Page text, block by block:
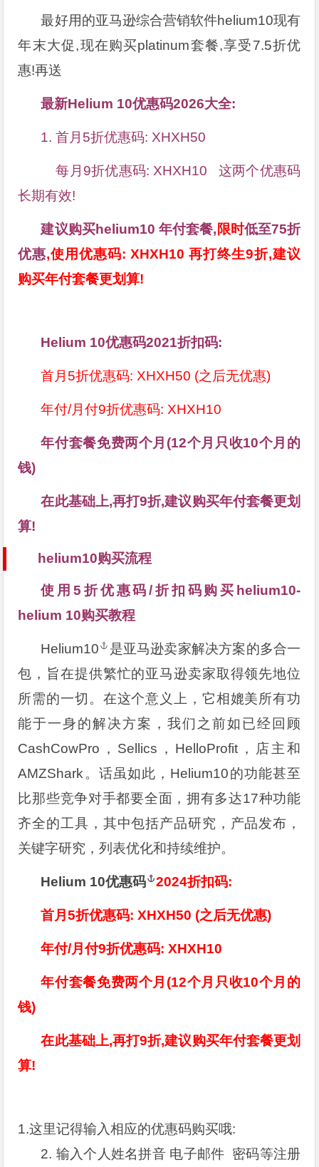
最好用的亚马逊综合营销软件helium10现有
年末大促,现在购买platinum套餐,享受7.5折优
惠!再送
最新Helium 10优惠码2026大全:
1. 首月5折优惠码: XHXH50
每月9折优惠码: XHXH10 这两个优惠码
长期有效!
建议购买helium10 年付套餐, 限时低至75折
优惠,使用优惠码: XHXH10 再打终生9折,建议
购买年付套餐更划算!
Helium 10优惠码2021折扣码:
首月5折优惠码: XHXH50 (之后无优惠)
年付/月付9折优惠码: XHXH10
年付套餐免费两个月(12个月只收10个月的
钱)
在此基础上,再打9折,建议购买年付套餐更划
算!
helium10购买流程
使用5折优惠码/折扣码购买helium10-
helium 10购买教程
Helium10
是亚马逊卖家解决方案的多合一
包，旨在提供繁忙的亚马逊卖家取得领先地位
所需的一切。在这个意义上，它相媲美所有功
能于一身的解决方案，我们之前如已经回顾
CashCowPro，Sellics，HelloProfit，店主和
AMZShark。话虽如此，Helium10的功能甚至
比那些竞争对手都要全面，拥有多达17种功能
齐全的工具，其中包括产品研究，产品发布，
关键字研究，列表优化和持续维护。
Helium 10优惠码 2024折扣码:
首月5折优惠码: XHXH50 (之后无优惠)
年付/月付9折优惠码: XHXH10
年付套餐免费两个月(12个月只收10个月的
钱)
在此基础上,再打9折,建议购买年付套餐更划
算!
1.这里记得输入相应的优惠码购买哦:
2. 输入个人姓名拼音 电子邮件 密码等注册